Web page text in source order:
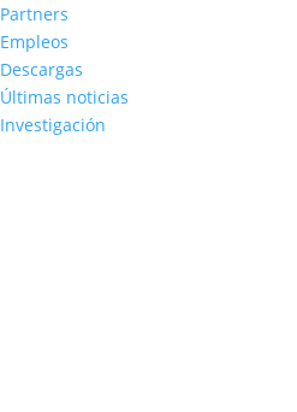
Partners
Empleos
Descargas
Últimas noticias
Investigación